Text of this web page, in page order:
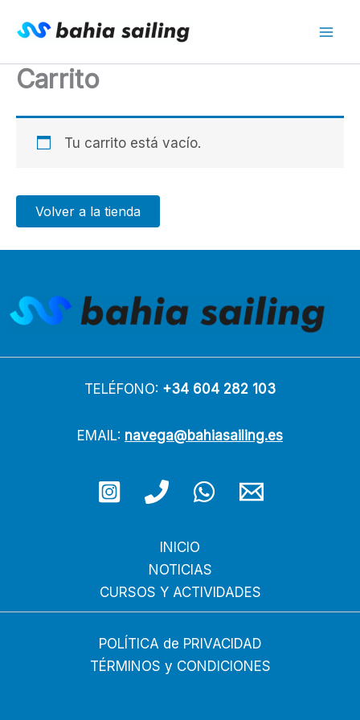
Carrito
Tu carrito está vacío.
Volver a la tienda
TELÉFONO: +34 604 282 103
EMAIL: navega@bahiasailing.es
INICIO
NOTICIAS
CURSOS Y ACTIVIDADES
POLÍTICA de PRIVACIDAD
TÉRMINOS y CONDICIONES